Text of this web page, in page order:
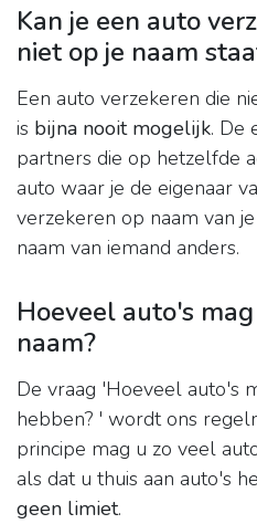
Kan je een auto
niet op je naam
Een auto verzekeren die
is bijna nooit mogelijk. De
partners die op hetzelfde
auto waar je de eigenaar
verzekeren op naam van
naam van iemand anders.
Hoeveel auto's
naam?
De vraag 'Hoeveel auto's
hebben? ' wordt ons
principe mag u zo veel
als dat u thuis aan auto's
geen limiet.